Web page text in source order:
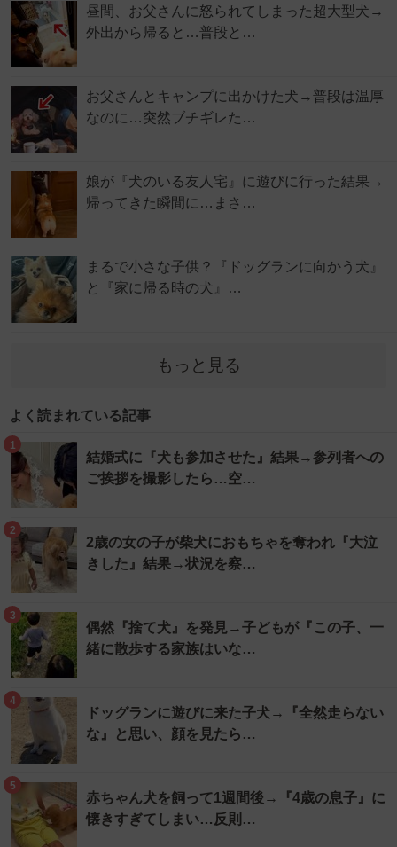
昼間、お父さんに怒られてしまった超大型犬→
外出から帰ると…普段と…
お父さんとキャンプに出かけた犬→普段は温厚
なのに…突然ブチギレた…
娘が『犬のいる友人宅』に遊びに行った結果→
帰ってきた瞬間に…まさ…
まるで小さな子供？『ドッグランに向かう犬』
と『家に帰る時の犬』…
もっと見る
よく読まれている記事
1
結婚式に『犬も参加させた』結果→参列者への
ご挨拶を撮影したら…空…
2
2歳の女の子が柴犬におもちゃを奪われ『大泣
きした』結果→状況を察…
3
偶然『捨て犬』を発見→子どもが『この子、一
緒に散歩する家族はいな…
4
ドッグランに遊びに来た子犬→『全然走らない
な』と思い、顔を見たら…
5
赤ちゃん犬を飼って1週間後→『4歳の息子』に
懐きすぎてしまい…反則…